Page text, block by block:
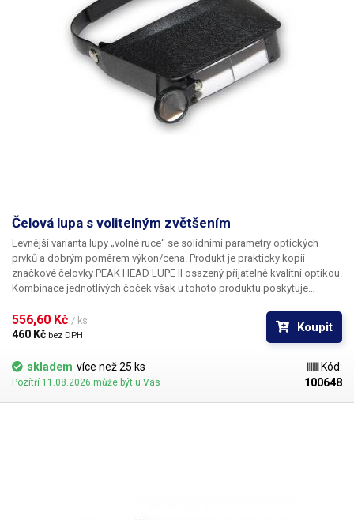
Čelová lupa s volitelným zvětšením
Levnější varianta lupy „volné ruce“ se solidními parametry optických
prvků a dobrým poměrem výkon/cena. Produkt je prakticky kopií
značkové čelovky PEAK HEAD LUPE II osazený přijatelně kvalitní optikou.
Kombinace jednotlivých čoček však u tohoto produktu poskytuje
556,60 Kč / ks
460 Kč bez DPH
Koupit
skladem více než 25 ks
Pozítří 11.08.2026 může být u Vás
Kód:
100648